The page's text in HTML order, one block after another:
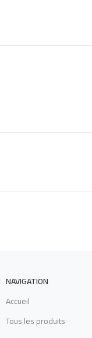
NAVIGATION
Accueil
Tous les produits